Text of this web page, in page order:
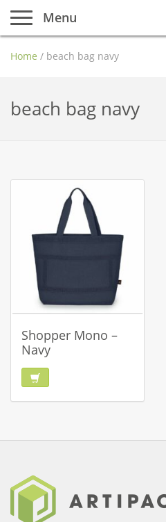
Menu
Home / beach bag navy
beach bag navy
Shopper Mono –
Navy